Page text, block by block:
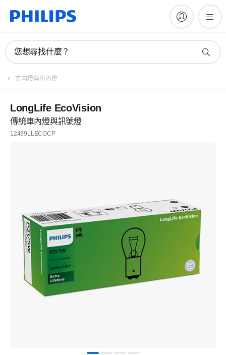
您想尋找什麼？
方向燈與車內燈
LongLife EcoVision
傳統車內燈與訊號燈
12499LLECOCP